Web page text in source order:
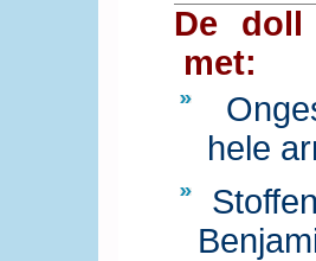
De doll
met:
hele